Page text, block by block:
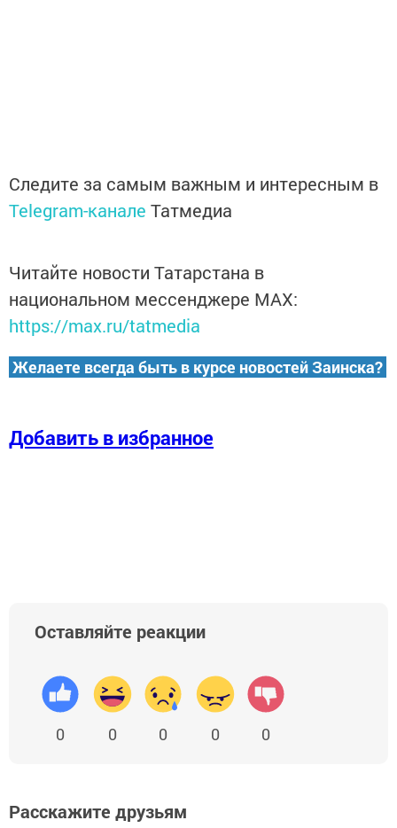
Следите за самым важным и интересным в
Telegram-канале Татмедиа
Читайте новости Татарстана в
национальном мессенджере MАХ:
https://max.ru/tatmedia
Желаете всегда быть в курсе новостей Заинска?
Добавить в избранное
Оставляйте реакции
0 0 0 0 0
Расскажите друзьям